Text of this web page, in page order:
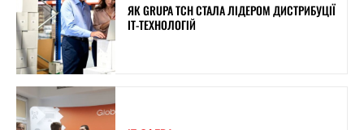
ЯК GRUPA TCH СТАЛА ЛІДЕРОМ ДИСТРИБУЦІЇ
IT-ТЕХНОЛОГІЙ